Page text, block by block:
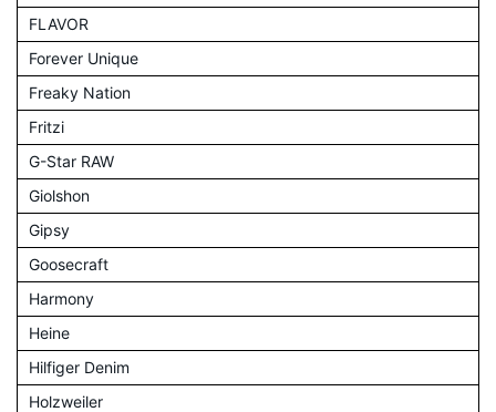
FLAVOR
Forever Unique
Freaky Nation
Fritzi
G-Star RAW
Giolshon
Gipsy
Goosecraft
Harmony
Heine
Hilfiger Denim
Holzweiler